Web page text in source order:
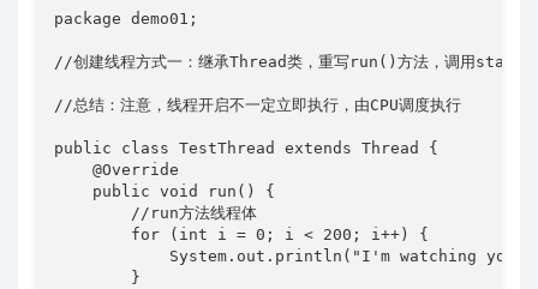
package demo01;
//创建线程方式一：继承Thread类，重写run()方法，调用start开
//总结：注意，线程开启不一定立即执行，由CPU调度执行
public class TestThread extends Thread {
    @Override
    public void run() {
        //run方法线程体
        for (int i = 0; i < 200; i++) {
System.out.println("I'm watching
        }